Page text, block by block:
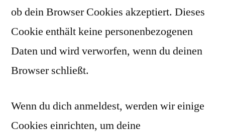
ob dein Browser Cookies akzeptiert. Dieses
Cookie enthält keine personenbezogenen
Daten und wird verworfen, wenn du deinen
Browser schließt.
Wenn du dich anmeldest, werden wir einige
Cookies einrichten, um deine